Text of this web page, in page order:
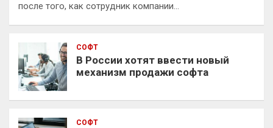
после того, как сотрудник компании…
СОФТ
В России хотят ввести новый
механизм продажи софта
СОФТ